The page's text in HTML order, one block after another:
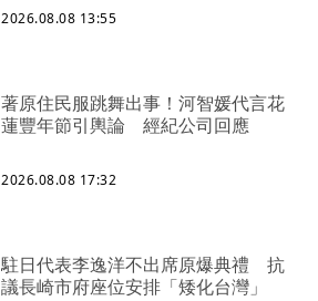
2026.08.08 13:55
著原住民服跳舞出事！河智媛代言花
蓮豐年節引輿論 經紀公司回應
2026.08.08 17:32
駐日代表李逸洋不出席原爆典禮 抗
議長崎市府座位安排「矮化台灣」